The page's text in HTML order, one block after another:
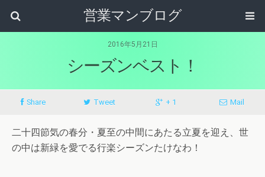
営業マンブログ
2016年5月21日
シーズンベスト！
Share Tweet + 1 Mail
二十四節気の春分・夏至の中間にあたる立夏を迎え、世
の中は新緑を愛でる行楽シーズンたけなわ！